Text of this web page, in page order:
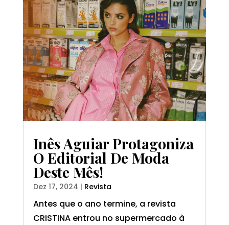
Inês Aguiar Protagoniza
O Editorial De Moda
Deste Mês!
Dez 17, 2024 | Revista
Antes que o ano termine, a revista
CRISTINA entrou no supermercado à